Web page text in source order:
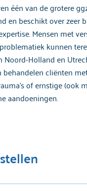
één van de grotere
en beschikt over zeer
Mensen met
kunnen
Holland en
cliënten
of ernstige (ook
aandoeningen.